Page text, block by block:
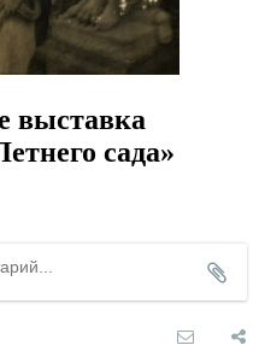
выставка
сада»